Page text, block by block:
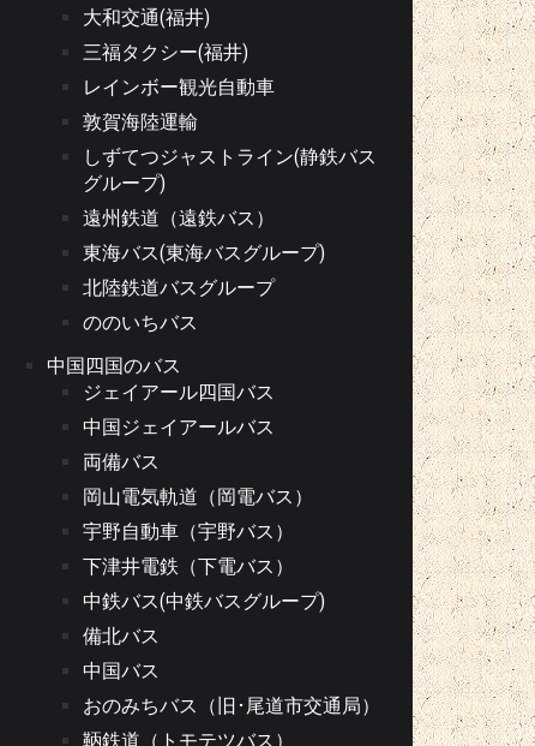
大和交通(福井)
三福タクシー(福井)
レインボー観光自動車
敦賀海陸運輸
しずてつジャストライン(静鉄バス
グループ)
遠州鉄道（遠鉄バス）
東海バス(東海バスグループ)
北陸鉄道バスグループ
ののいちバス
中国四国のバス
ジェイアール四国バス
中国ジェイアールバス
両備バス
岡山電気軌道（岡電バス）
宇野自動車（宇野バス）
下津井電鉄（下電バス）
中鉄バス(中鉄バスグループ)
備北バス
中国バス
おのみちバス（旧･尾道市交通局）
鞆鉄道（トモテツバス）